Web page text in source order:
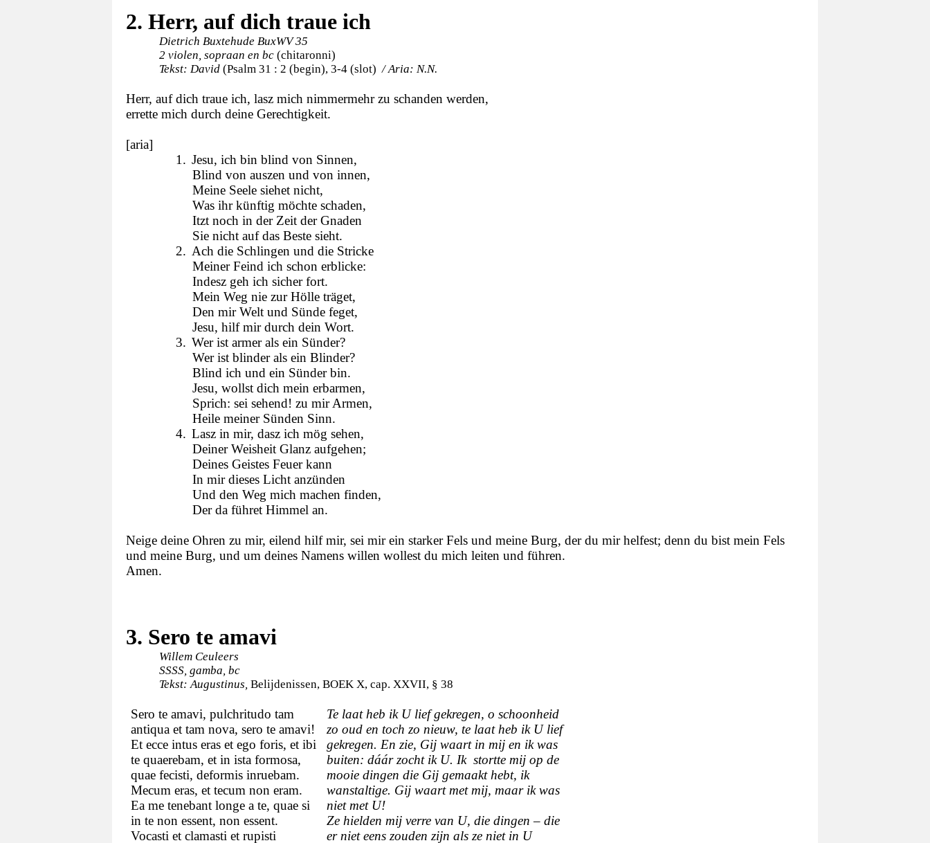
2. Herr, auf dich traue ich
Dietrich Buxtehude BuxWV 35
2 violen, sopraan en bc (chitaronni)
Tekst: David (Psalm 31 : 2 (begin), 3-4 (slot) / Aria: N.N.
Herr, auf dich traue ich, lasz mich nimmermehr zu schanden werden,
errette mich durch deine Gerechtigkeit.
[aria]
1. Jesu, ich bin blind von Sinnen,
Blind von auszen und von innen,
Meine Seele siehet nicht,
Was ihr künftig möchte schaden,
Itzt noch in der Zeit der Gnaden
Sie nicht auf das Beste sieht.
2. Ach die Schlingen und die Stricke
Meiner Feind ich schon erblicke:
Indesz geh ich sicher fort.
Mein Weg nie zur Hölle träget,
Den mir Welt und Sünde feget,
Jesu, hilf mir durch dein Wort.
3. Wer ist armer als ein Sünder?
Wer ist blinder als ein Blinder?
Blind ich und ein Sünder bin.
Jesu, wollst dich mein erbarmen,
Sprich: sei sehend! zu mir Armen,
Heile meiner Sünden Sinn.
4. Lasz in mir, dasz ich mög sehen,
Deiner Weisheit Glanz aufgehen;
Deines Geistes Feuer kann
In mir dieses Licht anzünden
Und den Weg mich machen finden,
Der da führet Himmel an.
Neige deine Ohren zu mir, eilend hilf mir, sei mir ein starker Fels und meine Burg, der du mir helfest; denn du bist mein Fels
und meine Burg, und um deines Namens willen wollest du mich leiten und führen.
Amen.
3. Sero te amavi
Willem Ceuleers
SSSS, gamba, bc
Tekst: Augustinus, Belijdenissen, BOEK X, cap. XXVII, § 38
Sero te amavi, pulchritudo tam
antiqua et tam nova, sero te amavi!
Et ecce intus eras et ego foris, et ibi
te quaerebam, et in ista formosa,
quae fecisti, deformis inruebam.
Mecum eras, et tecum non eram.
Ea me tenebant longe a te, quae si
in te non essent, non essent.
Vocasti et clamasti et rupisti
Te laat heb ik U lief gekregen, o schoonheid
zo oud en toch zo nieuw, te laat heb ik U lief
gekregen. En zie, Gij waart in mij en ik was
buiten: dáár zocht ik U. Ik stortte mij op de
mooie dingen die Gij gemaakt hebt, ik
wanstaltige. Gij waart met mij, maar ik was
niet met U!
Ze hielden mij verre van U, die dingen – die
er niet eens zouden zijn als ze niet in U